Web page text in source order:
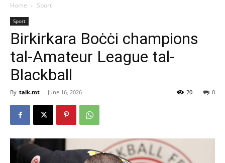
Home Sport
Sport
Birkirkara Boċċi champions
tal-Amateur League tal-
Blackball
By talk.mt - June 16, 2026 0
20